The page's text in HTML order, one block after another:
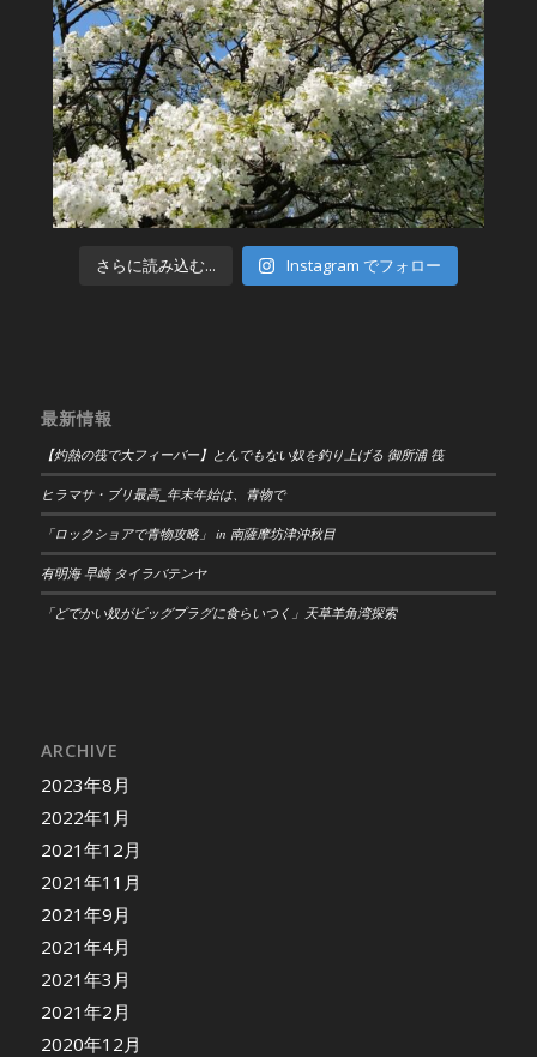
さらに読み込む... Instagram でフォロー
最新情報
【灼熱の筏で大フィーバー】とんでもない奴を釣り上げる 御所浦 筏
ヒラマサ・ブリ最高_年末年始は、青物で
「ロックショアで青物攻略」 in 南薩摩坊津沖秋目
有明海 早崎 タイラバテンヤ
「どでかい奴がビッグプラグに食らいつく」天草羊角湾探索
ARCHIVE
2023年8月
2022年1月
2021年12月
2021年11月
2021年9月
2021年4月
2021年3月
2021年2月
2020年12月